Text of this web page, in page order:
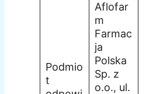
Podmio
t
Aflofar
m
Farmac
ja
Polska
Sp. z
o.o., ul.